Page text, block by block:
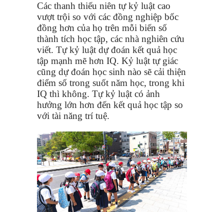
Các thanh thiếu niên tự kỷ luật cao
vượt trội so với các đồng nghiệp bốc
đồng hơn của họ trên mỗi biến số
thành tích học tập, các nhà nghiên cứu
viết. Tự kỷ luật dự đoán kết quả học
tập mạnh mẽ hơn IQ. Kỷ luật tự giác
cũng dự đoán học sinh nào sẽ cải thiện
điểm số trong suốt năm học, trong khi
IQ thì không. Tự kỷ luật có ảnh
hưởng lớn hơn đến kết quả học tập so
với tài năng trí tuệ.